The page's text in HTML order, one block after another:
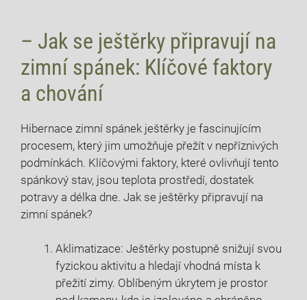
– Jak se ještěrky připravují na
zimní spánek: Klíčové faktory
a chování
Hibernace zimní spánek ještěrky je fascinujícím
procesem, který jim umožňuje přežít v nepříznivých
podmínkách. Klíčovými faktory, které ovlivňují tento
spánkový stav, jsou teplota prostředí, dostatek
potravy a délka dne. Jak se ještěrky připravují na
zimní spánek?
Aklimatizace: Ještěrky postupně snižují svou
fyzickou aktivitu a hledají vhodná místa k
přežití zimy. Oblíbeným úkrytem je prostor